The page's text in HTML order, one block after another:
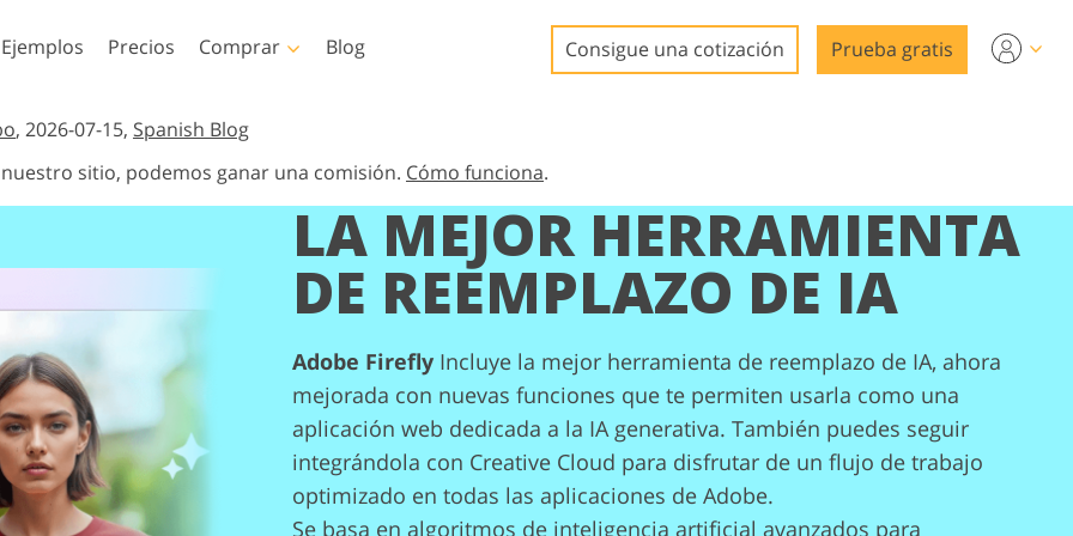
Servicios de edición de
fotos inmobiliarias
por IA
vestir
Servicios de manipulación
de imágenes
Servicios de restauración
de fotografías
Ejemplos Precios Comprar
Templates
Tarjetas de San Valentín
Superposiciones de video
Blog Consigue una cotización Prueba gratis
, 2026-07-15, Spanish Blog
sitio, podemos ganar una comisión. Cómo funciona.
LA MEJOR HERRAMIENTA
DE REEMPLAZO DE IA
Adobe Firefly Incluye la mejor herramienta de reemplazo de IA, ahora
mejorada con nuevas funciones que te permiten usarla como una
aplicación web dedicada a la IA generativa. También puedes seguir
integrándola con Creative Cloud para disfrutar de un flujo de trabajo
optimizado en todas las aplicaciones de Adobe.
Se basa en algoritmos de inteligencia artificial avanzados para